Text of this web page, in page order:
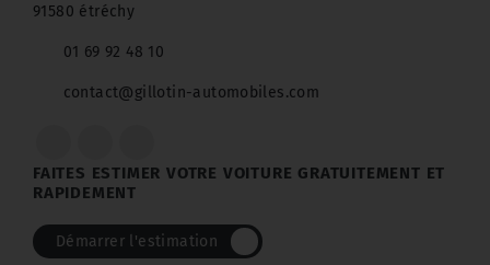
91580 étréchy
01 69 92 48 10
contact@gillotin-automobiles.com
FAITES ESTIMER VOTRE VOITURE GRATUITEMENT ET
RAPIDEMENT
Démarrer l'estimation